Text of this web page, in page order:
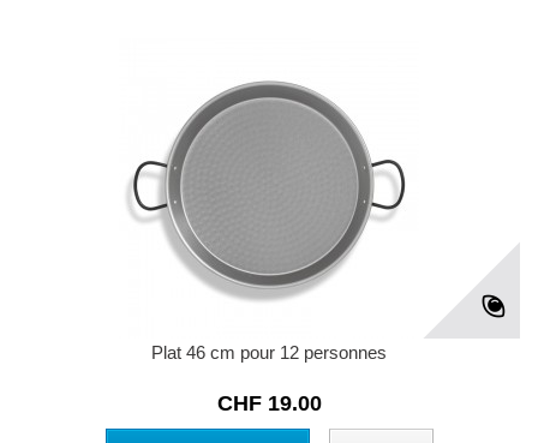
Plat 46 cm pour 12 personnes
CHF 19.00